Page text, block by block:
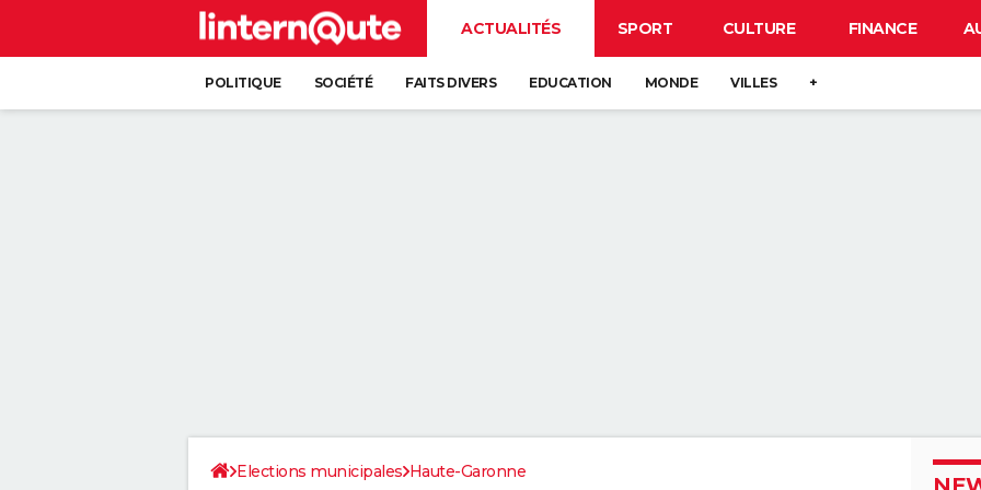
ACTUALITÉS SPORT CULTURE FINANCE
POLITIQUE SOCIÉTÉ FAITS DIVERS EDUCATION MONDE VILLES +
Elections municipales Haute-Garonne